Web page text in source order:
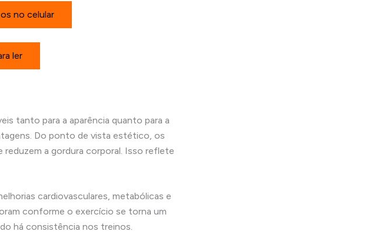
no celular
ler
tanto para a aparência quanto para a
Do ponto de vista estético, os
a gordura corporal. Isso reflete
cardiovasculares, metabólicas e
conforme o exercício se torna um
há consistência nos treinos.